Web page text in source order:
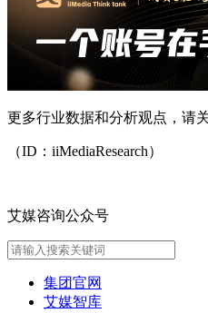
更多行业数据和分析观点，请
（ID：iiMediaResearch）
艾媒咨询公众号
集团官网
艾媒智库